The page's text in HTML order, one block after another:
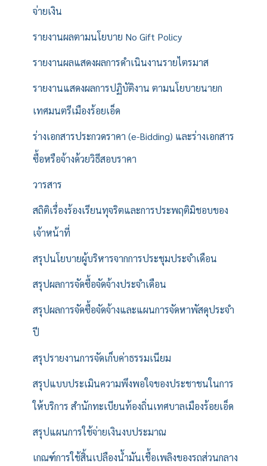
จ่ายเงิน
รายงานผลตามนโยบาย No Gift Policy
รายงานผลแสดงผลการดำเนินงานรายไตรมาส
รายงานแสดงผลการปฏิบัติงาน ตามนโยบายนายก
เทศมนตรีเมืองร้อยเอ็ด
ร่างเอกสารประกวดราคา (e-Bidding) และร่างเอกสาร
ซื้อหรือจ้างด้วยวิธีสอบราคา
วารสาร
สถิติเรื่องร้องเรียนทุจริตและการประพฤติมิชอบของ
เจ้าหน้าที่
สรุปนโยบายผู้บริหารจากการประชุมประจำเดือน
สรุปผลการจัดซื้อจัดจ้างประจำเดือน
สรุปผลการจัดซื้อจัดจ้างและแผนการจัดหาพัสดุประจำ
ปี
สรุปรายงานการจัดเก็บค่าธรรมเนียม
สรุปแบบประเมินความพึงพอใจของประชาชนในการ
ให้บริการ สำนักทะเบียนท้องถิ่นเทศบาลเมืองร้อยเอ็ด
สรุปแผนการใช้จ่ายเงินงบประมาณ
เกณฑ์การใช้สิ้นเปลืองน้ำมันเชื้อเพลิงของรถส่วนกลาง